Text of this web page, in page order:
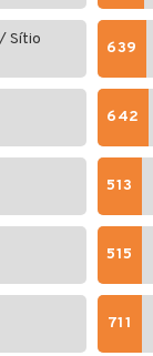
Sítio
639
642
513
515
711